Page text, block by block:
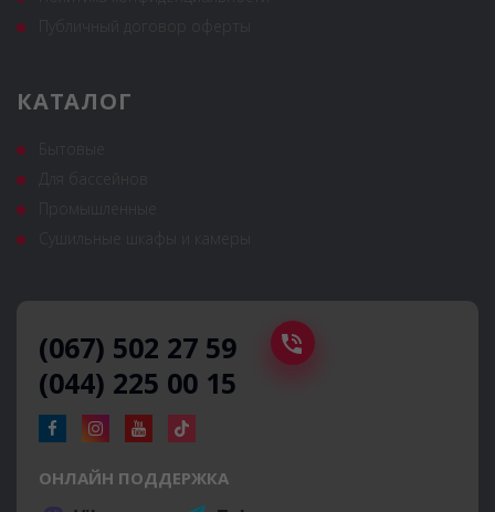
КАТАЛОГ
(067) 502 27 59
(044) 225 00 15
ОНЛАЙН ПОДДЕРЖКА